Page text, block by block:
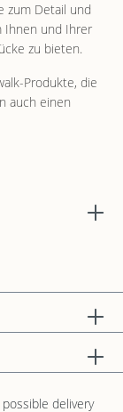
zum Detail und
Ihnen und Ihrer
zu bieten.
Produkte, die
auch einen
delivery